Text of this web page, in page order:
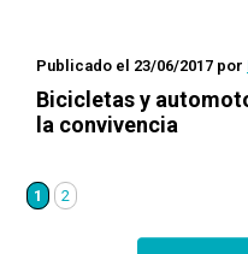
Publicado el 23/06/2017 por
Bicicletas y
la convivencia
1 2